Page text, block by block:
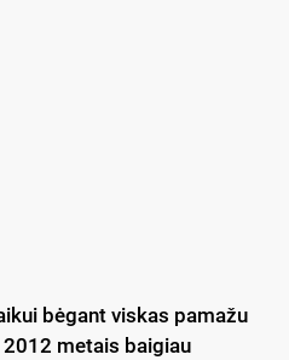
bėgant viskas pamažu
metais baigiau